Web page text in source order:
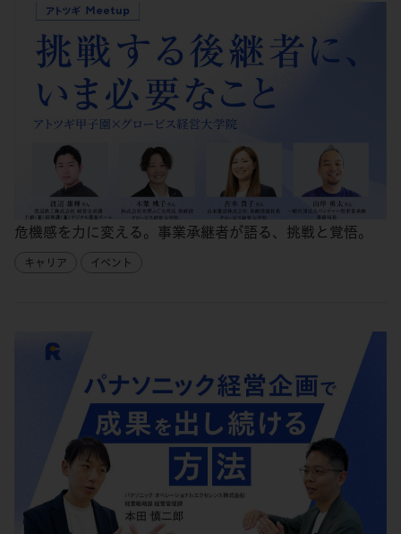
危機感を力に変える。事業承継者が語る、挑戦と覚悟。
キャリア イベント